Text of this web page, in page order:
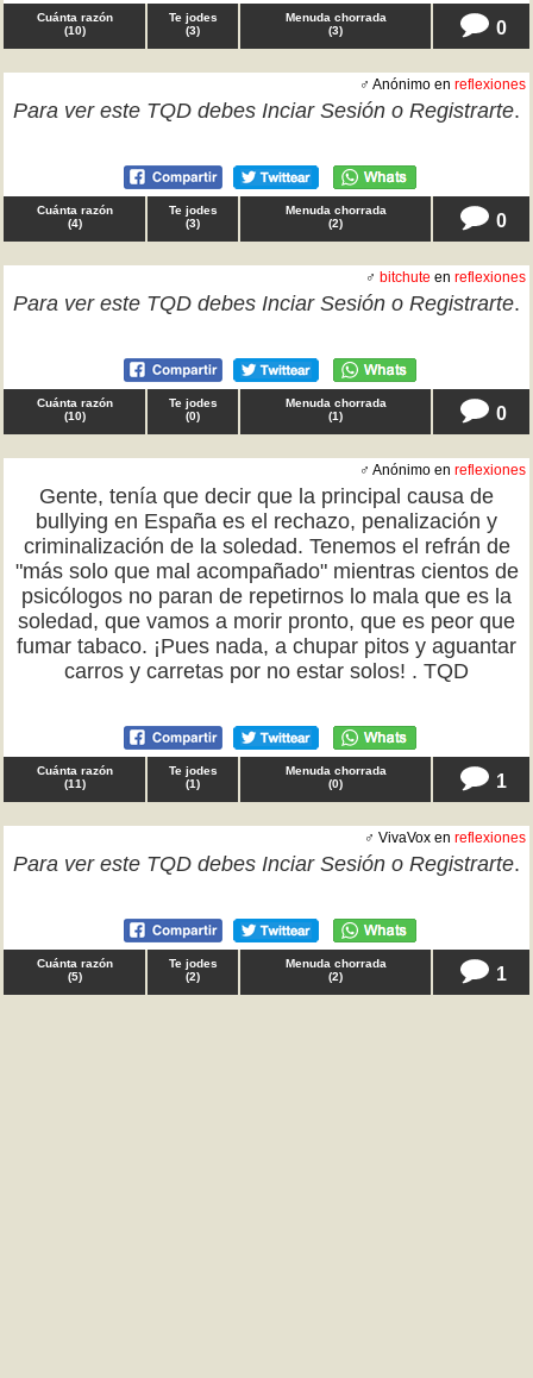
Cuánta razón
(10)
Te jodes
(3)
Menuda chorrada
(3) 0
♂ Anónimo en reflexiones
Para ver este TQD debes Inciar Sesión o Registrarte.
Cuánta razón
(4)
Te jodes
(3)
Menuda chorrada
(2) 0
♂ bitchute en reflexiones
Para ver este TQD debes Inciar Sesión o Registrarte.
Cuánta razón
(10)
Te jodes
(0)
Menuda chorrada
(1) 0
♂ Anónimo en reflexiones
Gente, tenía que decir que la principal causa de
bullying en España es el rechazo, penalización y
criminalización de la soledad. Tenemos el refrán de
"más solo que mal acompañado" mientras cientos de
psicólogos no paran de repetirnos lo mala que es la
soledad, que vamos a morir pronto, que es peor que
fumar tabaco. ¡Pues nada, a chupar pitos y aguantar
carros y carretas por no estar solos! . TQD
Cuánta razón
(11)
Te jodes
(1)
Menuda chorrada
(0) 1
♂ VivaVox en reflexiones
Para ver este TQD debes Inciar Sesión o Registrarte.
Cuánta razón
(5)
Te jodes
(2)
Menuda chorrada
(2) 1